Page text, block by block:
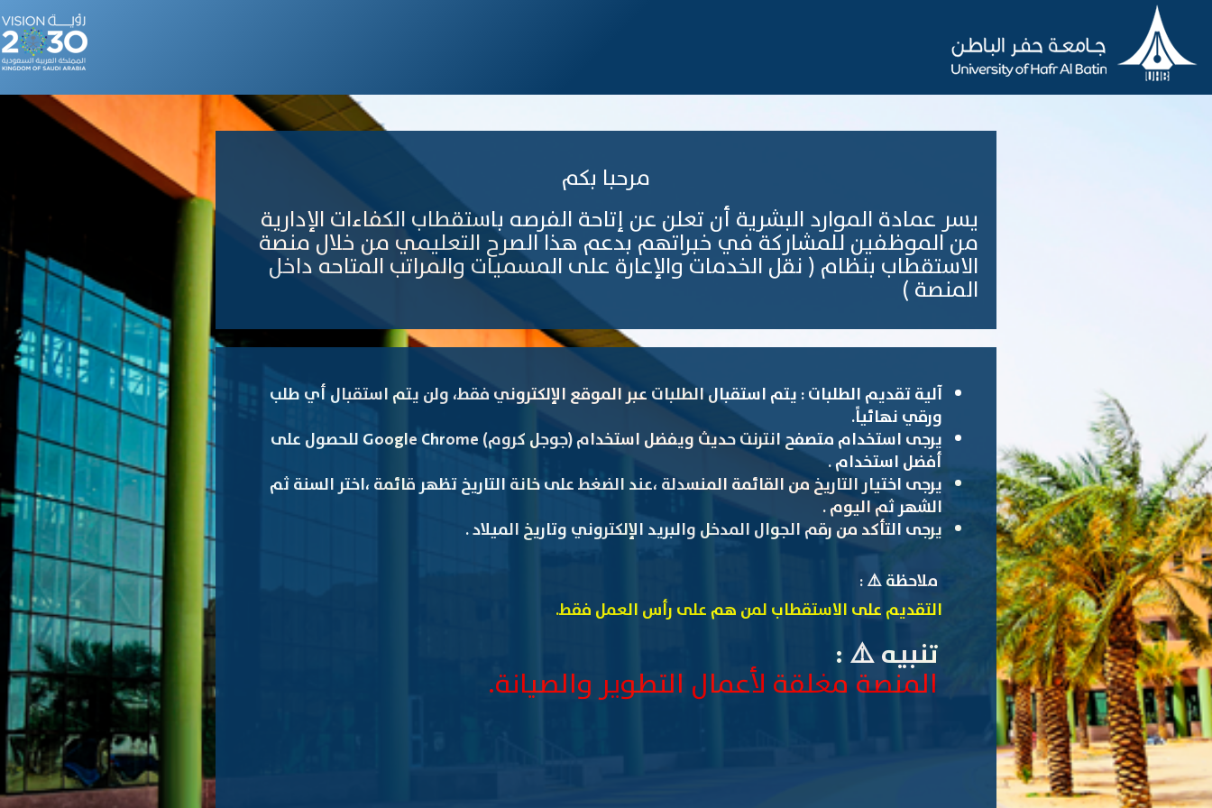
مرحبا بكم
يسر عمادة الموارد البشرية أن تعلن عن إتاحة الفرصه باستقطاب الكفاءات الإدارية
من الموظفين للمشاركة في خبراتهم بدعم هذا الصرح التعليمي من خلال منصة
الاستقطاب بنظام ( نقل الخدمات والإعارة على المسميات والمراتب المتاحه داخل
المنصة )
آلية تقديم الطلبات : يتم استقبال الطلبات عبر الموقع الإلكتروني فقط، ولن يتم استقبال أي طلب
ورقي نهائياً.
يرجى استخدام متصفح انترنت حديث ويفضل استخدام (جوجل كروم) Google Chrome للحصول على
أفضل استخدام .
يرجى اختيار التاريخ من القائمة المنسدلة ،عند الضغط على خانة التاريخ تظهر قائمة ،اختر السنة ثم
الشهر ثم اليوم .
يرجى التأكد من رقم الجوال المدخل والبريد الإلكتروني وتاريخ الميلاد .
ملاحظة ⚠️ :
التقديم على الاستقطاب لمن هم على رأس العمل فقط.
تنبيه ⚠️ :
المنصة مغلقة لأعمال التطوير والصيانة.